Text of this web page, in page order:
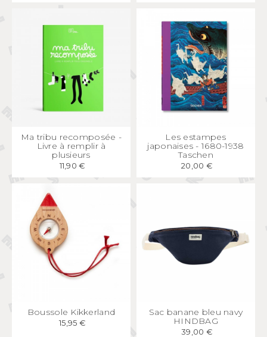
APERÇU RAPIDE
Ma tribu recomposée -
Livre à remplir à
plusieurs
11,90 €
APERÇULes estampes
japonaises - 1680-1938
Taschen
20,00 €
APERÇU RAPIDE
Boussole Kikkerland
15,95 €
APERÇU
Sac banane bleu navy
HINDBAG
39,00 €